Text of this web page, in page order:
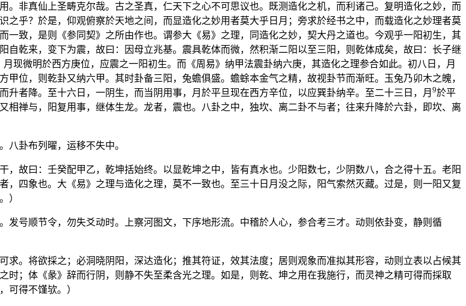
。非真仙上圣畴克尔哉。古之圣真，仁天下之心不可思议也。既测造化之机，而利诸己。复明造化之妙，而
乎？於是，仰观俯察於天地之间，而显造化之妙用者莫大乎日月；旁求於经书之中，而载造化之妙理者莫
致，是则《参同契》之所由作也。谓参大《易》之理，同造化之妙，契大丹之道也。今观乎一阳初生，其
乾来，变下为震，故曰：因母立兆基。震具乾体而微，然积渐二阳以至三阳，则乾体成矣，故曰：长子继
月现微明於西方庚位，应震之一阳初生。而《周易》纳甲法震卦纳六庚，其造化之理参合如此。初八日，月
位，则乾卦又纳六甲。其时卦备三阳，兔蟾俱盛。蟾蜍本金气之精，故视卦节而渐旺。玉兔乃卯木之魄，
者降。至十六日，一阴生，而当阴用事，月於平旦现在西方辛位，以应巽卦纳辛。至二十三日，月 9於平
禅与，阳复用事，继体生龙。龙者，震也。八卦之中，独坎、离二卦不与者；往来升降於六卦，即坎、离
八卦布列曜，运移不失中。
，故曰：壬癸配甲乙，乾坤括始终。以显乾坤之中，皆有真水也。少阳数七，少阴数八，合之得十五。老阳
四象也。大《易》之理与造化之理，莫不一致也。至三十日月没之际，阳气索然灭藏。过是，则一阳又复
）
号顺节令，勿失爻动时。上察河图文，下序地形流。中稽於人心，参合考三才。动则依卦变，静则循
求。将欲採之；必洞晓阴阳，深达造化；推其符证，效其法度；居则观象而准拟其形容，动则立表以占候其
；体《彖》辞而行阴，则静不失至柔含光之理。如是，则乾、坤之用在我施行，而灵神之精可得而採取
可得不馑欤。）